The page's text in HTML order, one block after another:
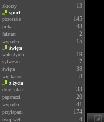
aktorzy 13
sport
pozostałe
145
piłka 43
falstart 2
wypadki 15
święta
walentynki
19
sylwester 7
święta 38
wielkanoc 8
z życia
drugi plan
33
paparazzi 20
wypadki 41
przyłapani 174
twoj szef 4